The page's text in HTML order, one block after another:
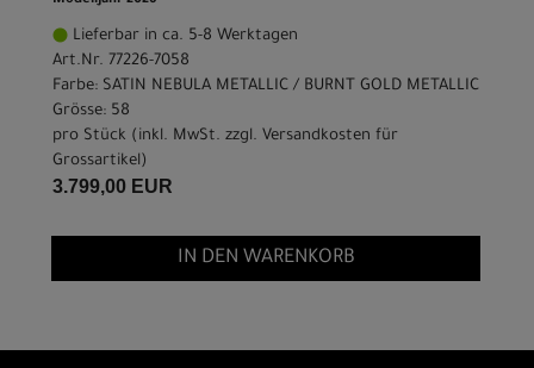
Lieferbar in ca. 5-8 Werktagen
Art.Nr. 77226-7058
Farbe: SATIN NEBULA METALLIC / BURNT GOLD METALLIC
Grösse: 58
pro Stück (inkl. MwSt. zzgl. Versandkosten für
Grossartikel )
3.799,00 EUR
IN DEN WARENKORB